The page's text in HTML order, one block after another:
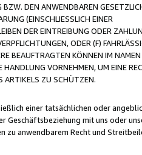
DEN ANWENDBAREN
(EINSCHLIESSLICH EINER
DER EINTREIBUNG ODER
ODER (F)
BEAUFTRAGTEN KÖNNEN IM NAMEN
VORNEHMEN, UM EINE
ARTIKELS ZU SCHÜTZEN.
einer tatsächlichen oder
Geschäftsbeziehung mit uns oder
zu anwendbarem Recht und